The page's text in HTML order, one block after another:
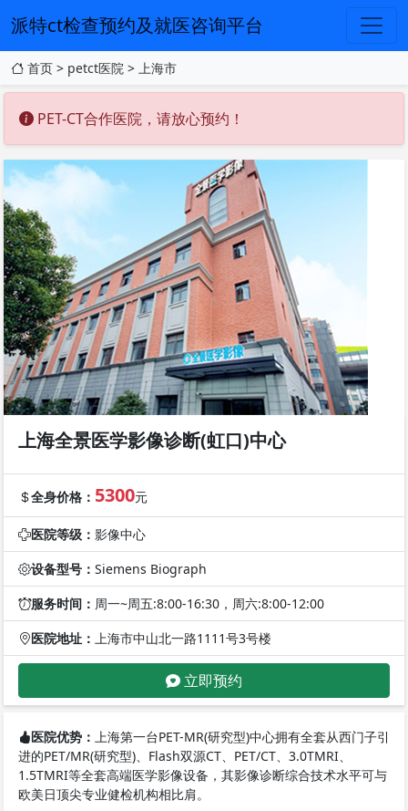
派特ct检查预约及就医咨询平台
首页 > petct医院 > 上海市
PET-CT合作医院，请放心预约！
上海全景医学影像诊断(虹口)中心
全身价格： 5300元
医院等级： 影像中心
设备型号： Siemens Biograph
服务时间： 周一~周五:8:00-16:30，周六:8:00-12:00
医院地址： 上海市中山北一路1111号3号楼
立即预约
医院优势： 上海第一台PET-MR(研究型)中心拥有全套从西门子引
进的PET/MR(研究型)、Flash双源CT、PET/CT、3.0TMRI、
1.5TMRI等全套高端医学影像设备，其影像诊断综合技术水平可与
欧美日顶尖专业健检机构相比肩。